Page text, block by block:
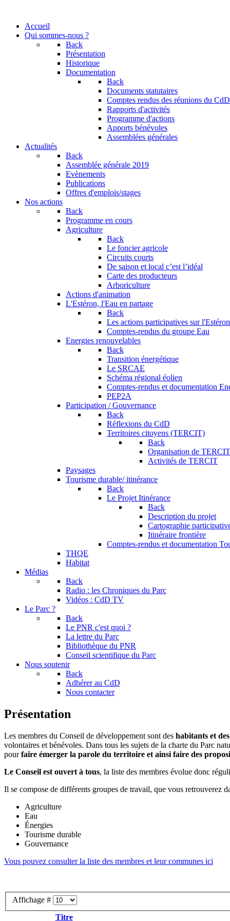
Accueil
Qui sommes-nous ?
Back
Présentation
Historique
Documentation
Back
Documents statutaires
Comptes rendus des réunions du CdD
Rapports d'activités
Programme d'actions
Apports bénévoles
Assemblées générales
Actualités
Back
Assemblée générale 2019
Evènements
Publications
Offres d'emplois/stages
Nos actions
Back
Programme en cours
Agriculture
Back
Le foncier agricole
Circuits courts
De saison et local c’est l’idéal
Carte des producteurs
Arboriculture
Actions d'animation
L'Estéron, l'Eau en partage
Back
Les actions participatives sur l'Estéron
Comptes-rendus du groupe Eau
Energies renouvelables
Back
Transition énergétique
Le SRCAE
Schéma régional éolien
Comptes-rendus et documentation
PEP2A
Participation / Gouvernance
Back
Réflexions du CdD
Territoires citoyens (TERCIT)
Back
Organisation de TERCIT
Activités de TERCIT
Paysages
Tourisme durable/ itinérance
Back
Le Projet Itinérance
Back
Description du projet
Cartographie
Itinéraire frontière
Comptes-rendus et documentation
THQE
Habitat
Médias
Back
Radio : les Chroniques du Parc
Vidéos : CdD TV
Le Parc ?
Back
Le PNR c'est quoi ?
La lettre du Parc
Bibliothèque du PNR
Conseil scientifique du Parc
Nous soutenir
Back
Adhérer au CdD
Nous contacter
Présentation
Les membres du Conseil de développement sont des habitants et
volontaires et bénévoles. Dans tous les sujets de la charte du Parc
pourfaire émerger la parole du territoire et ainsi faire des
Le Conseil est ouvert à tous, la liste des membres évolue donc
Il se compose de différents groupes de travail, que vous retrouverez
Agriculture
Eau
Énergies
Tourisme durable
Gouvernance
Vous pouvez consulter la liste des membres et leur communes ici
Affichage #
Titre